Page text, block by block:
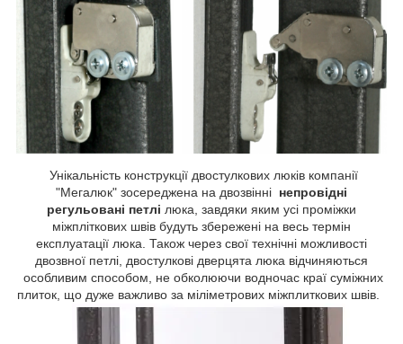
Унікальність конструкції двостулкових люків компанії
"Мегалюк" зосереджена на двозвінні непровідні
регульовані петлі люка, завдяки яким усі проміжки
міжпліткових швів будуть збережені на весь термін
експлуатації люка. Також через свої технічні можливості
двозвної петлі, двостулкові дверцята люка відчиняються
особливим способом, не обколюючи водночас краї суміжних
плиток, що дуже важливо за міліметрових міжплиткових швів.